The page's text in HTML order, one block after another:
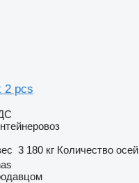
2 pcs
3 180 кг Количество осей